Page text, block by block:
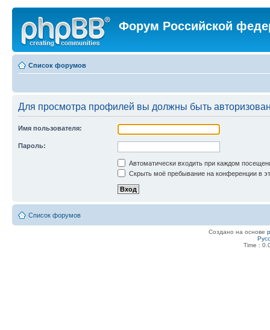
Форум Российской
Список форумов
Для просмотра профилей вы должны быть
Имя пользователя:
Пароль:
Автоматически входить при каждом
Скрыть моё пребывание на конференции в
Список форумов
Создано на основе
Time :